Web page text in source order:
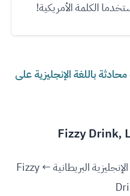
الكلمة الأمريكية!
باللغة الإنجليزية على
معنى "مشروبات غازية" باللغة الإنجليزية البريطانية ← Fizzy